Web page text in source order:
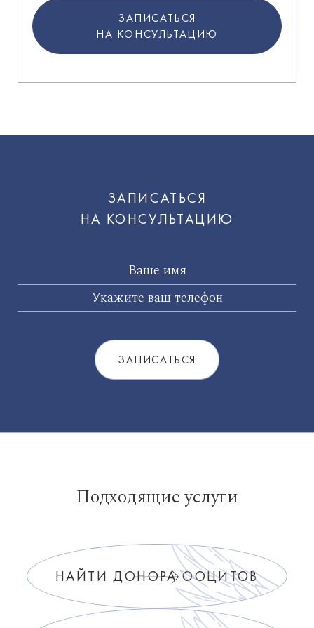
ЗАПИСАТЬСЯ
НА КОНСУЛЬТАЦИЮ
ЗАПИСАТЬСЯ
НА КОНСУЛЬТАЦИЮ
Подходящие услуги
НАЙТИ ДОНОРА ООЦИТОВ